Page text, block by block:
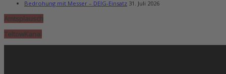
Bedrohung mit Messer – DEIG-Einsatz 31. Juli 2026
Amtsplausch
TeltowKanal